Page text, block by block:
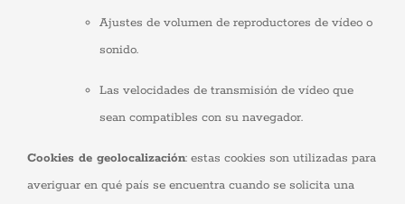
Ajustes de volumen de reproductores de vídeo o
sonido.
Las velocidades de transmisión de vídeo que
sean compatibles con su navegador.
Cookies de geolocalización: estas cookies son utilizadas para
averiguar en qué país se encuentra cuando se solicita una